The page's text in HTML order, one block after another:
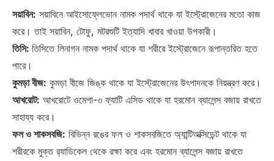
সয়াবিন: সয়াবিনে আইসোফ্লেভোন নামক পদার্থ থাকে যা ইস্ট্রোজেনের মতো কাজ
করে। তাই সয়াবিন, টোফু, মটরশুটি ইত্যাদি খাবার খাওয়া উপকারী।
তিসি: তিসিতে লিনাগন নামক পদার্থ থাকে যা শরীরে ইস্ট্রোজেনে রূপান্তরিত হতে
পারে।
কুমড়া বীজ: কুমড়া বীজে জিঙ্ক থাকে যা ইস্ট্রোজেনের উৎপাদনকে নিয়ন্ত্রণ করে।
আখরোট: আখরোটে ওমেগা-৩ ফ্যাটি এসিড থাকে যা হরমোন ব্যালেন্স বজায় রাখতে
সাহায্য করে।
ফল ও শাকসবজি: বিভিন্ন রঙের ফল ও শাকসবজিতে অ্যান্টিঅক্সিডেন্ট থাকে যা
শরীরকে মুক্ত র‌্যাডিকেল থেকে রক্ষা করে এবং হরমোন ব্যালেন্স বজায় রাখতে